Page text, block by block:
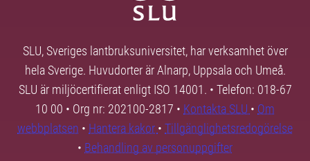
SLU, Sveriges lantbruksuniversitet, har verksamhet över
hela Sverige. Huvudorter är Alnarp, Uppsala och Umeå.
SLU är miljöcertifierat enligt ISO 14001. • Telefon: 018-67
10 00 • Org nr: 202100-2817 • Kontakta SLU • Om
webbplatsen • Hantera kakor • Tillgänglighetsredogörelse
• Behandling av personuppgifter